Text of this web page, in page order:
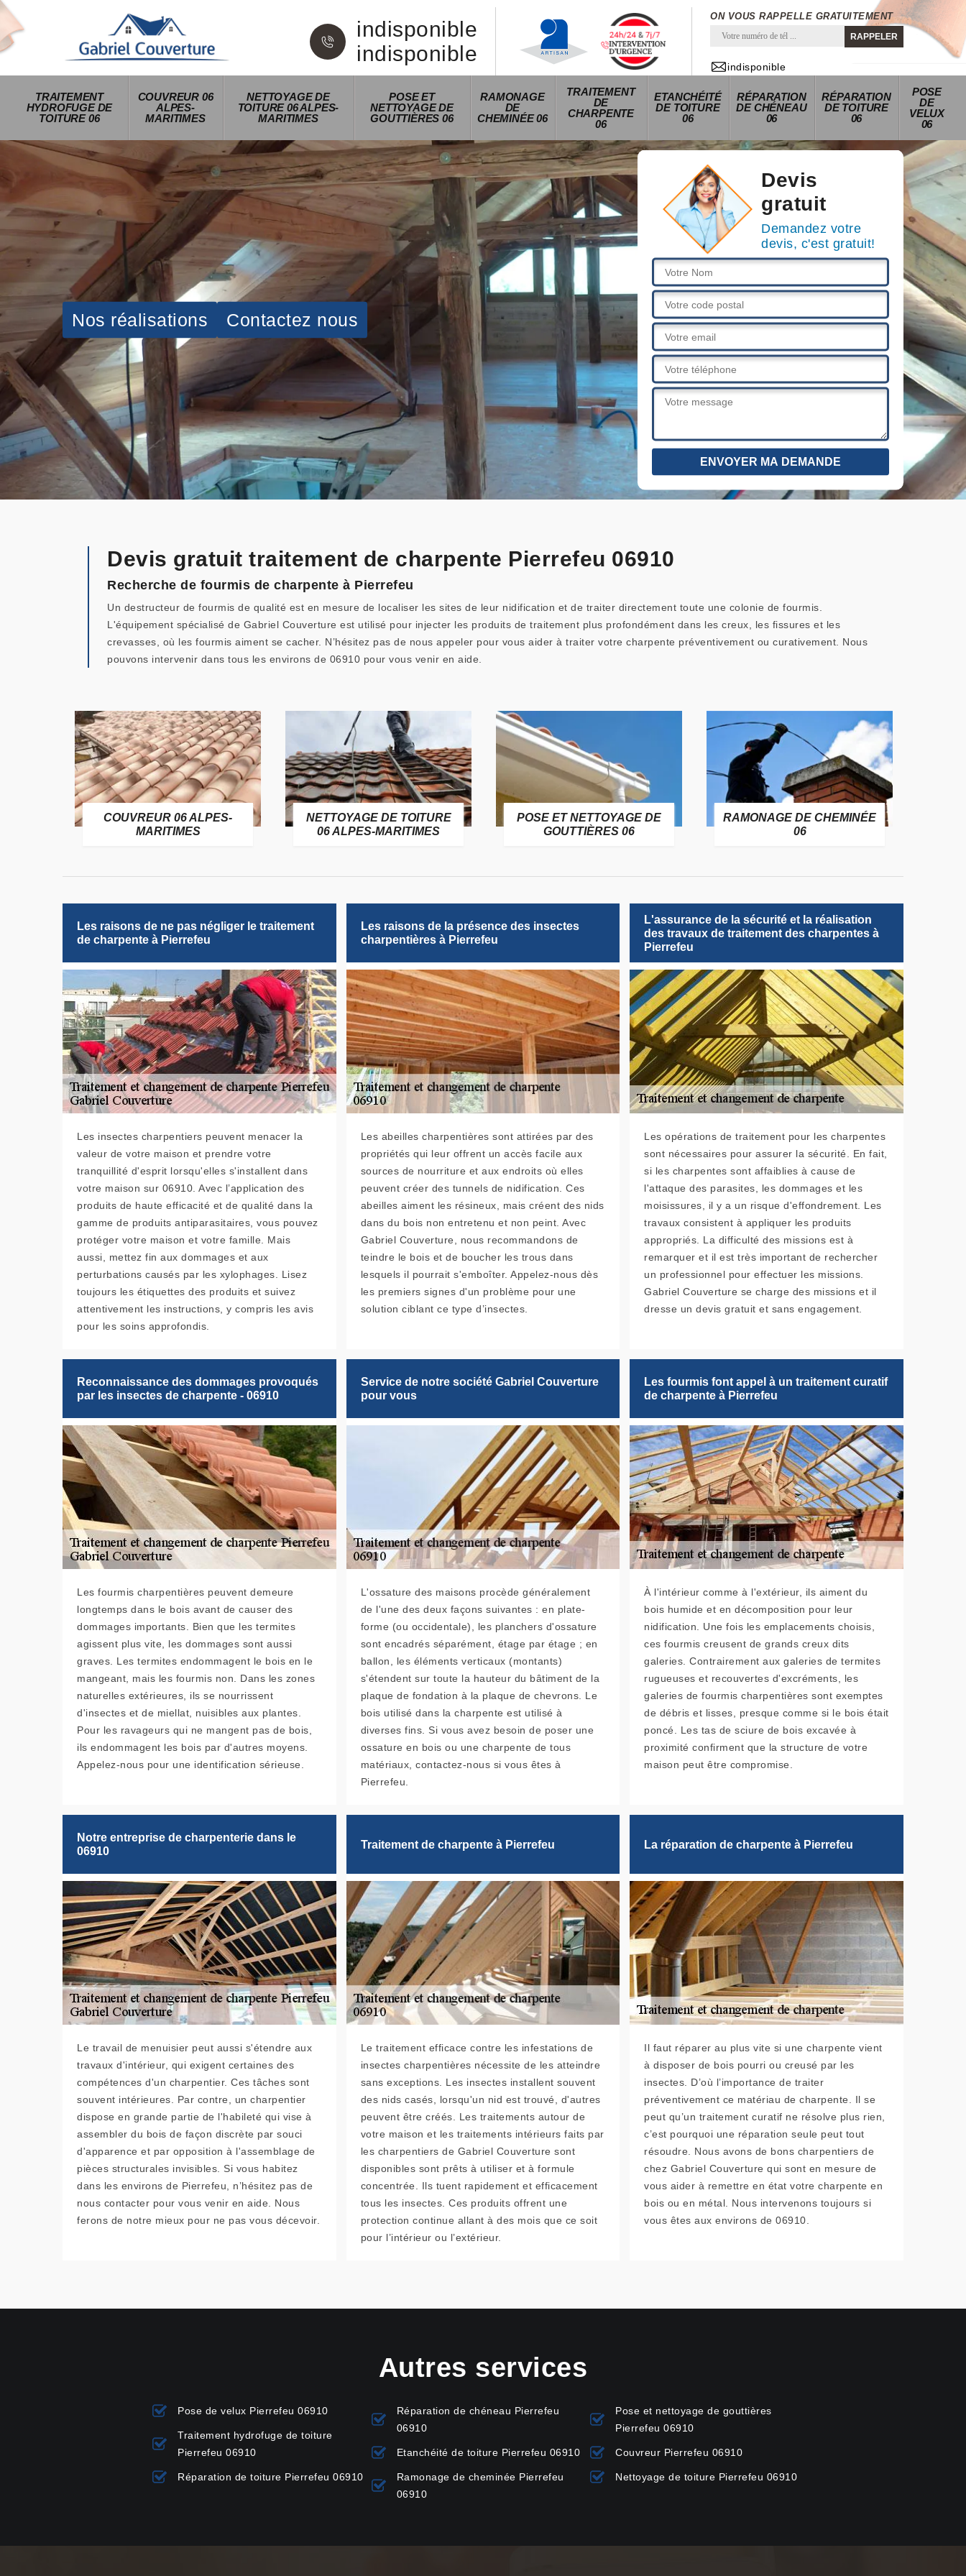
indisponible
indisponible
ON VOUS RAPPELLE GRATUITEMENT
indisponible
TRAITEMENT
HYDROFUGE DE
TOITURE 06
COUVREUR 06
ALPES-
MARITIMES
NETTOYAGE DE
TOITURE 06 ALPES-
MARITIMES
POSE ET
NETTOYAGE DE
GOUTTIÈRES 06
RAMONAGE
DE
CHEMINÉE 06
TRAITEMENT
DE
CHARPENTE
06
ETANCHÉITÉ
DE TOITURE
06
RÉPARATION
DE CHÉNEAU
06
RÉPARATION
DE TOITURE
06
POSE
DE
VELUX
06
Nos réalisations Contactez nous
Devis
gratuit
Demandez votre
devis, c'est gratuit!
Devis gratuit traitement de charpente Pierrefeu 06910
Recherche de fourmis de charpente à Pierrefeu
Un destructeur de fourmis de qualité est en mesure de localiser les sites de leur nidification et de traiter directement toute une colonie de fourmis.
L'équipement spécialisé de Gabriel Couverture est utilisé pour injecter les produits de traitement plus profondément dans les creux, les fissures et les
crevasses, où les fourmis aiment se cacher. N’hésitez pas de nous appeler pour vous aider à traiter votre charpente préventivement ou curativement. Nous
pouvons intervenir dans tous les environs de 06910 pour vous venir en aide.
COUVREUR 06 ALPES-
MARITIMES
NETTOYAGE DE TOITURE
06 ALPES-MARITIMES
POSE ET NETTOYAGE DE
GOUTTIÈRES 06
RAMONAGE DE CHEMINÉE
06
Les raisons de ne pas négliger le traitement
de charpente à Pierrefeu
Les insectes charpentiers peuvent menacer la
valeur de votre maison et prendre votre
tranquillité d'esprit lorsqu'elles s'installent dans
votre maison sur 06910. Avec l’application des
produits de haute efficacité et de qualité dans la
gamme de produits antiparasitaires, vous pouvez
protéger votre maison et votre famille. Mais
aussi, mettez fin aux dommages et aux
perturbations causés par les xylophages. Lisez
toujours les étiquettes des produits et suivez
attentivement les instructions, y compris les avis
pour les soins approfondis.
Les raisons de la présence des insectes
charpentières à Pierrefeu
Les abeilles charpentières sont attirées par des
propriétés qui leur offrent un accès facile aux
sources de nourriture et aux endroits où elles
peuvent créer des tunnels de nidification. Ces
abeilles aiment les résineux, mais créent des nids
dans du bois non entretenu et non peint. Avec
Gabriel Couverture, nous recommandons de
teindre le bois et de boucher les trous dans
lesquels il pourrait s'emboîter. Appelez-nous dès
les premiers signes d'un problème pour une
solution ciblant ce type d’insectes.
L'assurance de la sécurité et la réalisation
des travaux de traitement des charpentes à
Pierrefeu
Les opérations de traitement pour les charpentes
sont nécessaires pour assurer la sécurité. En fait,
si les charpentes sont affaiblies à cause de
l'attaque des parasites, les dommages et les
moisissures, il y a un risque d'effondrement. Les
travaux consistent à appliquer les produits
appropriés. La difficulté des missions est à
remarquer et il est très important de rechercher
un professionnel pour effectuer les missions.
Gabriel Couverture se charge des missions et il
dresse un devis gratuit et sans engagement.
Reconnaissance des dommages provoqués
par les insectes de charpente - 06910
Les fourmis charpentières peuvent demeure
longtemps dans le bois avant de causer des
dommages importants. Bien que les termites
agissent plus vite, les dommages sont aussi
graves. Les termites endommagent le bois en le
mangeant, mais les fourmis non. Dans les zones
naturelles extérieures, ils se nourrissent
d'insectes et de miellat, nuisibles aux plantes.
Pour les ravageurs qui ne mangent pas de bois,
ils endommagent les bois par d'autres moyens.
Appelez-nous pour une identification sérieuse.
Service de notre société Gabriel Couverture
pour vous
L'ossature des maisons procède généralement
de l'une des deux façons suivantes : en plate-
forme (ou occidentale), les planchers d'ossature
sont encadrés séparément, étage par étage ; en
ballon, les éléments verticaux (montants)
s'étendent sur toute la hauteur du bâtiment de la
plaque de fondation à la plaque de chevrons. Le
bois utilisé dans la charpente est utilisé à
diverses fins. Si vous avez besoin de poser une
ossature en bois ou une charpente de tous
matériaux, contactez-nous si vous êtes à
Pierrefeu.
Les fourmis font appel à un traitement curatif
de charpente à Pierrefeu
À l'intérieur comme à l'extérieur, ils aiment du
bois humide et en décomposition pour leur
nidification. Une fois les emplacements choisis,
ces fourmis creusent de grands creux dits
galeries. Contrairement aux galeries de termites
rugueuses et recouvertes d'excréments, les
galeries de fourmis charpentières sont exemptes
de débris et lisses, presque comme si le bois était
poncé. Les tas de sciure de bois excavée à
proximité confirment que la structure de votre
maison peut être compromise.
Notre entreprise de charpenterie dans le
06910
Le travail de menuisier peut aussi s'étendre aux
travaux d'intérieur, qui exigent certaines des
compétences d'un charpentier. Ces tâches sont
souvent intérieures. Par contre, un charpentier
dispose en grande partie de l'habileté qui vise à
assembler du bois de façon discrète par souci
d'apparence et par opposition à l'assemblage de
pièces structurales invisibles. Si vous habitez
dans les environs de Pierrefeu, n’hésitez pas de
nous contacter pour vous venir en aide. Nous
ferons de notre mieux pour ne pas vous décevoir.
Traitement de charpente à Pierrefeu
Le traitement efficace contre les infestations de
insectes charpentières nécessite de les atteindre
sans exceptions. Les insectes installent souvent
des nids casés, lorsqu'un nid est trouvé, d'autres
peuvent être créés. Les traitements autour de
votre maison et les traitements intérieurs faits par
les charpentiers de Gabriel Couverture sont
disponibles sont prêts à utiliser et à formule
concentrée. Ils tuent rapidement et efficacement
tous les insectes. Ces produits offrent une
protection continue allant à des mois que ce soit
pour l’intérieur ou l’extérieur.
La réparation de charpente à Pierrefeu
Il faut réparer au plus vite si une charpente vient
à disposer de bois pourri ou creusé par les
insectes. D’où l’importance de traiter
préventivement ce matériau de charpente. Il se
peut qu’un traitement curatif ne résolve plus rien,
c’est pourquoi une réparation seule peut tout
résoudre. Nous avons de bons charpentiers de
chez Gabriel Couverture qui sont en mesure de
vous aider à remettre en état votre charpente en
bois ou en métal. Nous intervenons toujours si
vous êtes aux environs de 06910.
Autres services
Pose de velux Pierrefeu 06910
Traitement hydrofuge de toiture
Pierrefeu 06910
Réparation de toiture Pierrefeu 06910
Réparation de chéneau Pierrefeu
06910
Etanchéité de toiture Pierrefeu 06910
Ramonage de cheminée Pierrefeu
06910
Pose et nettoyage de gouttières
Pierrefeu 06910
Couvreur Pierrefeu 06910
Nettoyage de toiture Pierrefeu 06910